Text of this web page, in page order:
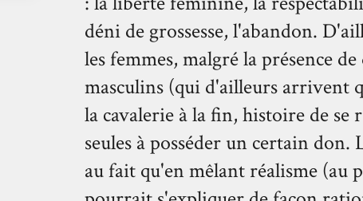
déni de grossesse, l'abandon.
les femmes, malgré la présence
masculins (qui d'ailleurs arrivent
la cavalerie à la fin, histoire de se
seules à posséder un certain
au fait qu'en mêlant réalisme (au